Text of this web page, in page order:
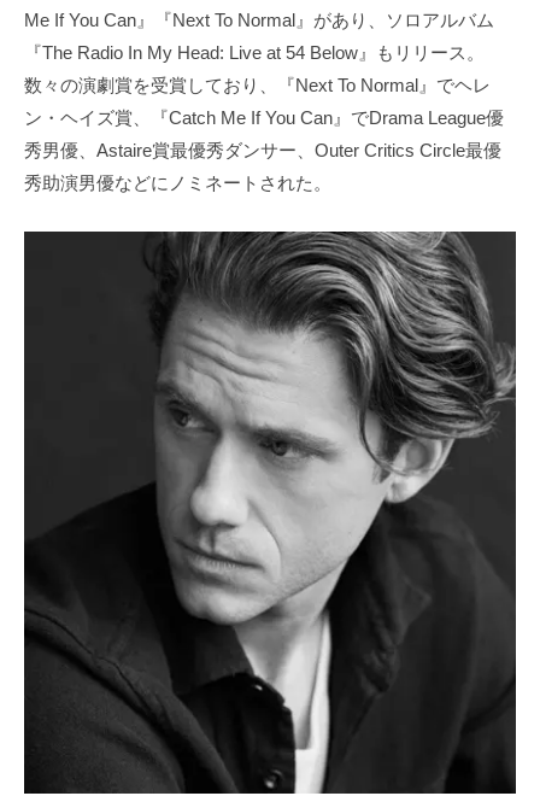
Me If You Can』『Next To Normal』があり、ソロアルバム
『The Radio In My Head: Live at 54 Below』もリリース。
数々の演劇賞を受賞しており、『Next To Normal』でヘレ
ン・ヘイズ賞、『Catch Me If You Can』でDrama League優
秀男優、Astaire賞最優秀ダンサー、Outer Critics Circle最優
秀助演男優などにノミネートされた。